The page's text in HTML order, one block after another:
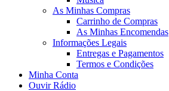
As Minhas Compras
Carrinho de Compras
As Minhas Encomendas
Informações Legais
Entregas e Pagamentos
Termos e Condições
Minha Conta
Ouvir Rádio